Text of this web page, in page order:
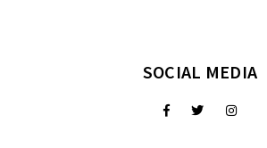
SOCIAL MEDIA